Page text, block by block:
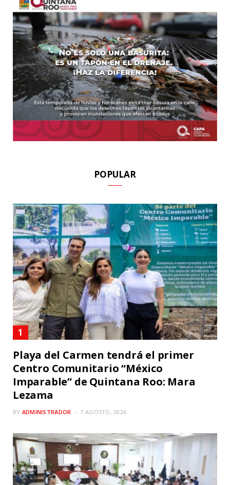
POPULAR
Playa del Carmen tendrá el primer
Centro Comunitario “México
Imparable” de Quintana Roo: Mara
Lezama
BY ADMINISTRADOR 7 AGOSTO, 2026